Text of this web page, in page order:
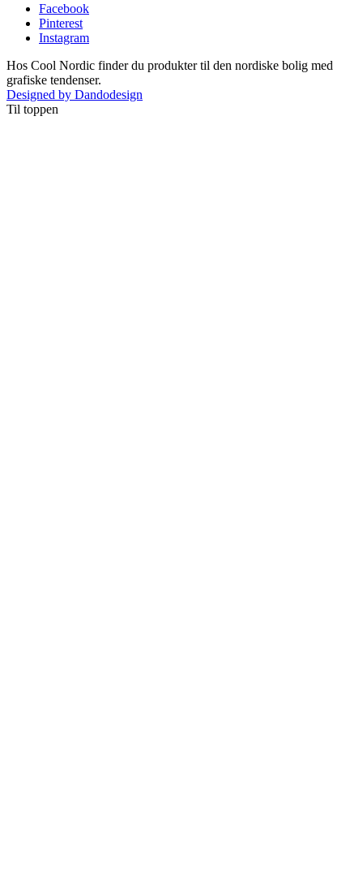
Facebook
Pinterest
Instagram
Hos Cool Nordic finder du produkter til den nordiske bolig med
grafiske tendenser.
Designed by Dandodesign
Til toppen